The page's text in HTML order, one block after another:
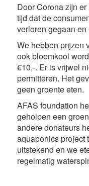
Door Corona zijn
tijd dat de
verloren gegaan
We hebben prijzen
ook bloemkool
€10,-. Er is vrijwel
permitteren. Het
geen groente eten.
AFAS foundation
geholpen een
andere donateurs
aquaponics project
uitstekend en we